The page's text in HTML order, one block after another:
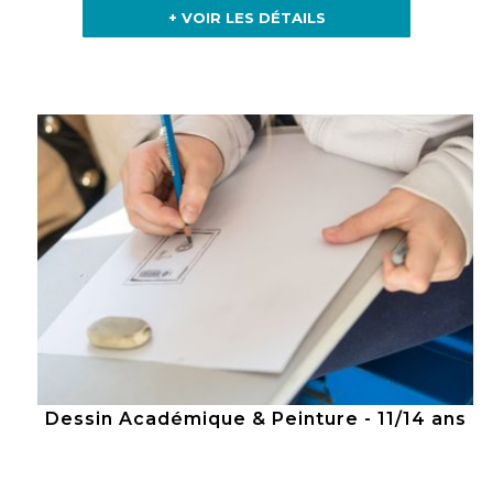
+ VOIR LES DÉTAILS
Dessin Académique & Peinture - 11/14 ans